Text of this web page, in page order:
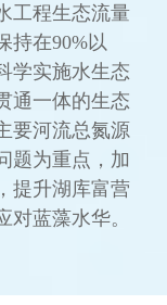
工程生态流量
持在90%以
学实施水生态
通一体的生态
要河流总氮源
题为重点，加
提升湖库富营
蓝藻水华。